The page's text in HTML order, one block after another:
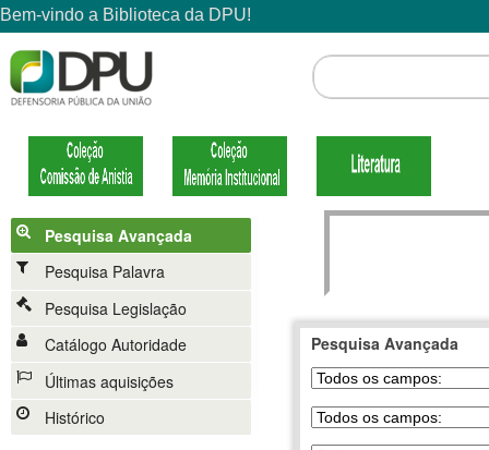
Pesquisa Avançada
Pesquisa Palavra
Pesquisa Legislação
Catálogo Autoridade
Últimas aquisições
Histórico
Pesquisa Avançada